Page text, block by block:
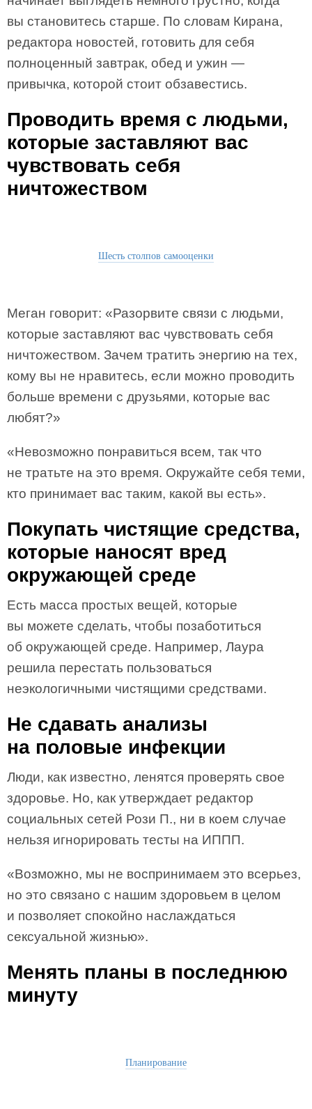
вы становитесь старше. По словам Кирана,
редактора новостей, готовить для себя
полноценный завтрак, обед и ужин —
привычка, которой стоит обзавестись.
Проводить время с людьми,
которые заставляют вас
чувствовать себя
ничтожеством
Шесть столпов самооценки
Меган говорит: «Разорвите связи с людьми,
которые заставляют вас чувствовать себя
ничтожеством. Зачем тратить энергию на тех,
кому вы не нравитесь, если можно проводить
больше времени с друзьями, которые вас
любят?»
«Невозможно понравиться всем, так что
не тратьте на это время. Окружайте себя теми,
кто принимает вас таким, какой вы есть».
Покупать чистящие средства,
которые наносят вред
окружающей среде
Есть масса простых вещей, которые
вы можете сделать, чтобы позаботиться
об окружающей среде. Например, Лаура
решила перестать пользоваться
неэкологичными чистящими средствами.
Не сдавать анализы
на половые инфекции
Люди, как известно, ленятся проверять свое
здоровье. Но, как утверждает редактор
социальных сетей Рози П., ни в коем случае
нельзя игнорировать тесты на ИППП.
«Возможно, мы не воспринимаем это всерьез,
но это связано с нашим здоровьем в целом
и позволяет спокойно наслаждаться
сексуальной жизнью».
Менять планы в последнюю
минуту
Планирование